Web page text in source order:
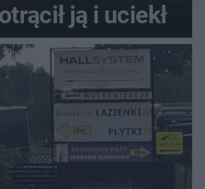
ją i uciekł